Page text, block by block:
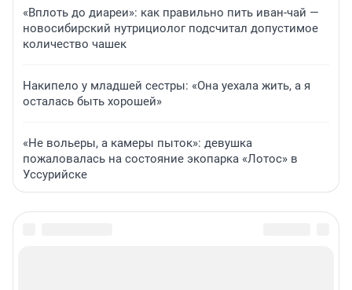
«Вплоть до диареи»: как правильно пить иван-чай —
новосибирский нутрициолог подсчитал допустимое
количество чашек
Накипело у младшей сестры: «Она уехала жить, а я
осталась быть хорошей»
«Не вольеры, а камеры пыток»: девушка
пожаловалась на состояние экопарка «Лотос» в
Уссурийске